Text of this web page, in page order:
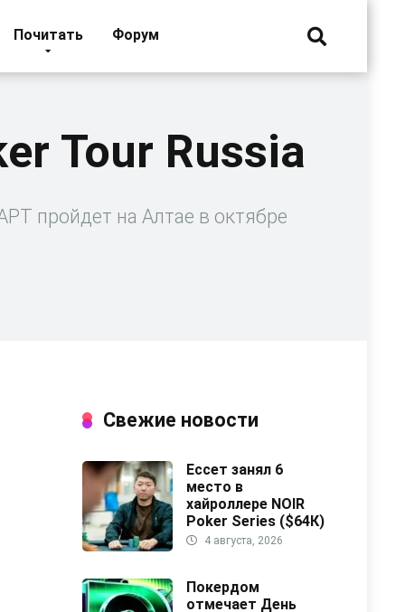
Почитать Форум
Tour Russia
пройдет на Алтае в октябре
Свежие новости
Ессет занял 6
место в
хайроллере NOIR
Poker Series ($64К)
4 августа, 2026
Покердом
отмечает День